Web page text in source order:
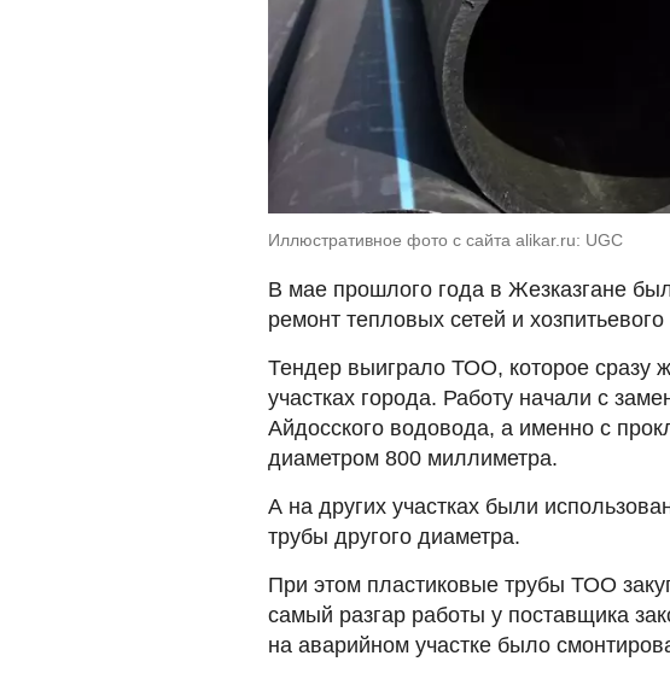
Иллюстративное фото с сайта alikar.ru: UGC
В мае прошлого года в Жезказгане
ремонт тепловых сетей и
Тендер выиграло ТОО, которое сразу
участках города. Работу начали с
Айдосского водовода, а именно с
диаметром 800 миллиметра.
А на других участках были
трубы другого диаметра.
При этом пластиковые трубы ТОО
самый разгар работы у поставщика
на аварийном участке было